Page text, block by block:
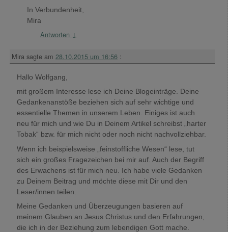
In Verbundenheit,
Mira
Antworten ↓
Mira sagte am 28.10.2015 um 16:56 :
Hallo Wolfgang,
mit großem Interesse lese ich Deine Blogeinträge. Deine
Gedankenanstöße beziehen sich auf sehr wichtige und
essentielle Themen in unserem Leben. Einiges ist auch
neu für mich und wie Du in Deinem Artikel schreibst „harter
Tobak“ bzw. für mich nicht oder noch nicht nachvollziehbar.
Wenn ich beispielsweise „feinstoffliche Wesen“ lese, tut
sich ein großes Fragezeichen bei mir auf. Auch der Begriff
des Erwachens ist für mich neu. Ich habe viele Gedanken
zu Deinem Beitrag und möchte diese mit Dir und den
Leser/innen teilen.
Meine Gedanken und Überzeugungen basieren auf
meinem Glauben an Jesus Christus und den Erfahrungen,
die ich in der Beziehung zum lebendigen Gott mache.